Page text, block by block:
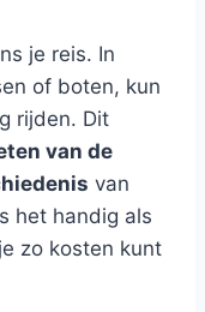
je reis. In
of boten, kun
rijden. Dit
van de
van
het handig als
zo kosten kunt